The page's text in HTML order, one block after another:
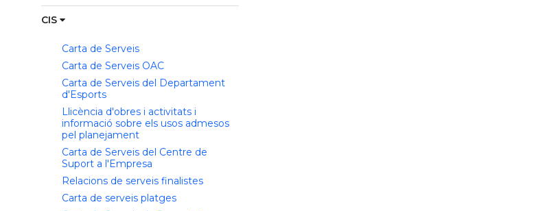
CIS
Carta de Serveis
Carta de Serveis OAC
Carta de Serveis del Departament
d'Esports
Llicència d'obres i activitats i
informació sobre els usos admesos
pel planejament
Carta de Serveis del Centre de
Suport a l'Empresa
Relacions de serveis finalistes
Carta de serveis platges